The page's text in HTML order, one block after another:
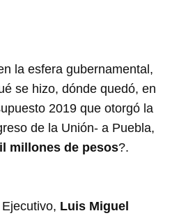
la esfera gubernamental,
se hizo, dónde quedó, en
2019 que otorgó la
de la Unión- a Puebla,
millones de pesos?.
Luis Miguel